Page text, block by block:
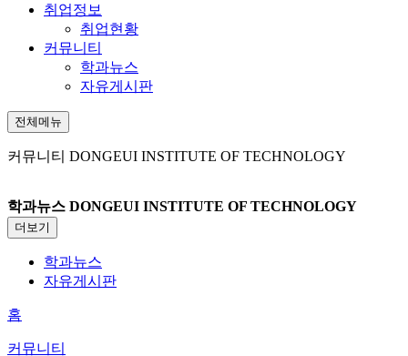
취업정보
취업현황
커뮤니티
학과뉴스
자유게시판
전체메뉴
커뮤니티 DONGEUI INSTITUTE OF TECHNOLOGY
학과뉴스 DONGEUI INSTITUTE OF TECHNOLOGY
더보기
학과뉴스
자유게시판
홈
커뮤니티